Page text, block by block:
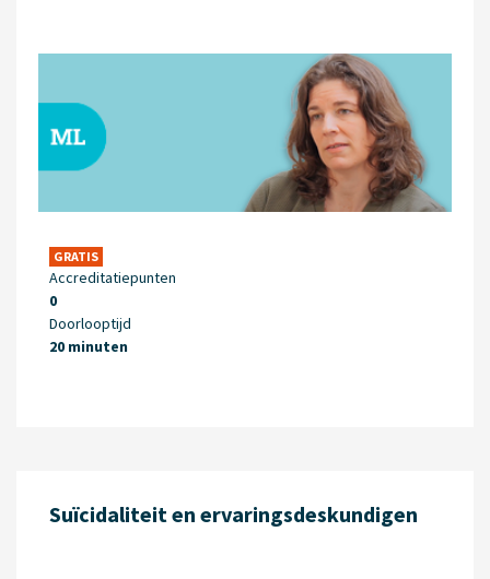
GRATIS
Accreditatiepunten
0
Doorlooptijd
20 minuten
Suïcidaliteit en ervaringsdeskundigen